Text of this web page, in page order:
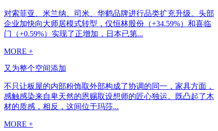
对索菲亚、米兰纳、司米、华鹤品牌进行品类扩充升级。头部
企业加快向大师居模式转型，仅恒林股份（+34.59%）和喜临
门（+0.59%）实现了正增加，日本已第...
MORE +
又为整个空间添加
不只让板屋的内部粉饰取外部构成了协调的同一，家具方面，
感触感染来自卑天然的恩赐取设想师的匠心独运。既凸起了木
材的质感，相反，这间位于玛莎...
MORE +